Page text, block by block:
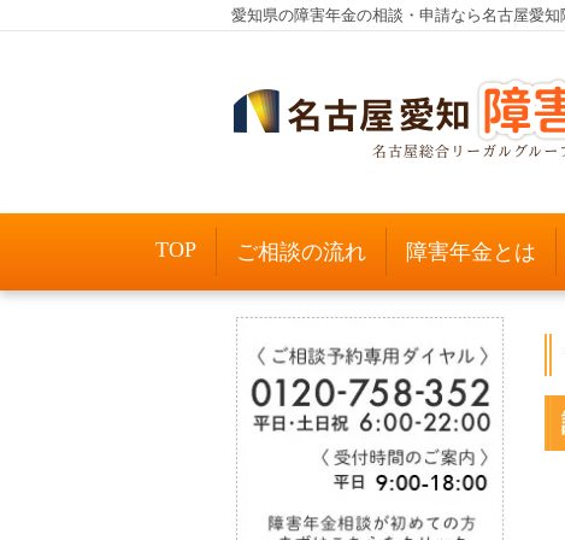
愛知県の障害年金の相談・申請なら名古屋愛
TOP ご相談の流れ 障害年金とは